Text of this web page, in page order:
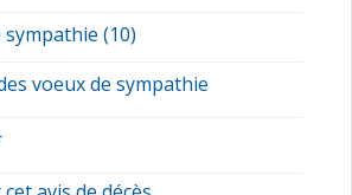
sympathie (10)
voeux de sympathie